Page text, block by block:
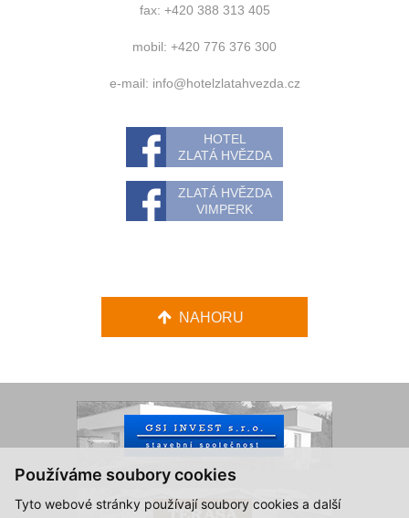
Používáme soubory cookies
Tyto webové stránky používají soubory cookies a další
fax: +420 388 313 405
mobil: +420 776 376 300
e-mail: info@hotelzlatahvezda.cz
HOTEL
ZLATÁ HVĚZDA
ZLATÁ HVĚZDA
VIMPERK
NAHORU